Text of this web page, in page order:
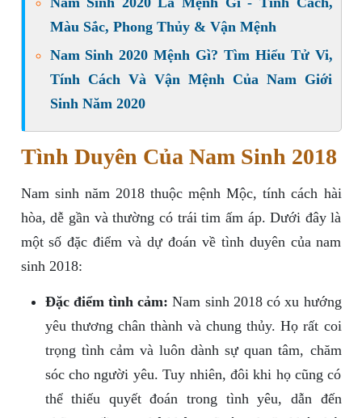
Màu Sắc, Phong Thủy & Vận Mệnh
Nam Sinh 2020 Mệnh Gì? Tìm Hiểu Tử Vi,
Tính Cách Và Vận Mệnh Của Nam Giới
Sinh Năm 2020
Tình Duyên Của Nam Sinh 2018
Nam sinh năm 2018 thuộc mệnh Mộc, tính cách hài
hòa, dễ gần và thường có trái tim ấm áp. Dưới đây là
một số đặc điểm và dự đoán về tình duyên của nam
sinh 2018:
Đặc điểm tình cảm: Nam sinh 2018 có xu hướng
yêu thương chân thành và chung thủy. Họ rất coi
trọng tình cảm và luôn dành sự quan tâm, chăm
sóc cho người yêu. Tuy nhiên, đôi khi họ cũng có
thể thiếu quyết đoán trong tình yêu, dẫn đến